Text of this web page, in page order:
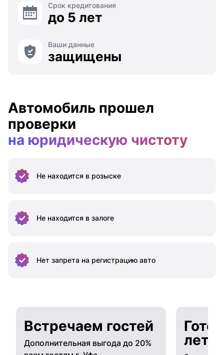
Срок кредитования
до 5 лет
Ваши данные
защищены
Автомобиль прошел
проверки
на юридическую чистоту
Не находится в розыске
Не находится в залоге
Нет запрета на регистрацию авто
Встречаем гостей
Дополнительная выгода до 20%